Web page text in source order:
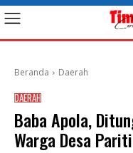
Beranda Daerah
DAERAH
Baba Apola,
Warga Desa Pariti